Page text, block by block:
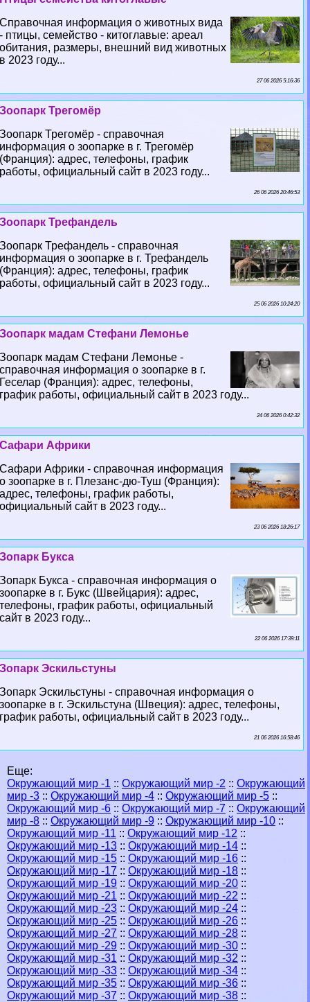
Справочная информация о животных вида
- птицы, семейство - китоглавые: ареал
обитания, размеры, внешний вид животных
в 2023 году...
27 06 2026 5:16:36
Зоопарк Трегомёр
Зоопарк Трегомёр - справочная
информация о зоопарке в г. Трегомёр
(Франция): адрес, телефоны, график
работы, официальный сайт в 2023 году...
26 06 2026 20:46:53
Зоопарк Трефандель
Зоопарк Трефандель - справочная
информация о зоопарке в г. Трефандель
(Франция): адрес, телефоны, график
работы, официальный сайт в 2023 году...
25 06 2026 10:24:20
Зоопарк мадам Стефани Лемонье
Зоопарк мадам Стефани Лемонье -
справочная информация о зоопарке в г.
Геселар (Франция): адрес, телефоны,
график работы, официальный сайт в 2023 году...
24 06 2026 0:42:32
Сафари Африки
Сафари Африки - справочная информация
о зоопарке в г. Плезанс-дю-Туш (Франция):
адрес, телефоны, график работы,
официальный сайт в 2023 году...
23 06 2026 18:26:17
Зопарк Букса
Зопарк Букса - справочная информация о
зоопарке в г. Букс (Швейцария): адрес,
телефоны, график работы, официальный
сайт в 2023 году...
22 06 2026 17:39:11
Зопарк Эскильстуны
Зопарк Эскильстуны - справочная информация о
зоопарке в г. Эскильстуна (Швеция): адрес, телефоны,
график работы, официальный сайт в 2023 году...
21 06 2026 16:58:46
Еще:
Окружающий мир -1 :: Окружающий мир -2 :: Окружающий
мир -3 :: Окружающий мир -4 :: Окружающий мир -5 ::
Окружающий мир -6 :: Окружающий мир -7 :: Окружающий
мир -8 :: Окружающий мир -9 :: Окружающий мир -10 ::
Окружающий мир -11 :: Окружающий мир -12 ::
Окружающий мир -13 :: Окружающий мир -14 ::
Окружающий мир -15 :: Окружающий мир -16 ::
Окружающий мир -17 :: Окружающий мир -18 ::
Окружающий мир -19 :: Окружающий мир -20 ::
Окружающий мир -21 :: Окружающий мир -22 ::
Окружающий мир -23 :: Окружающий мир -24 ::
Окружающий мир -25 :: Окружающий мир -26 ::
Окружающий мир -27 :: Окружающий мир -28 ::
Окружающий мир -29 :: Окружающий мир -30 ::
Окружающий мир -31 :: Окружающий мир -32 ::
Окружающий мир -33 :: Окружающий мир -34 ::
Окружающий мир -35 :: Окружающий мир -36 ::
Окружающий мир -37 :: Окружающий мир -38 ::